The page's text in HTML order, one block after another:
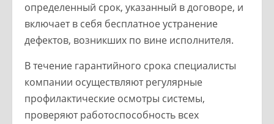
определенный срок, указанный в договоре, и
включает в себя бесплатное устранение
дефектов, возникших по вине исполнителя.
В течение гарантийного срока специалисты
компании осуществляют регулярные
профилактические осмотры системы,
проверяют работоспособность всех